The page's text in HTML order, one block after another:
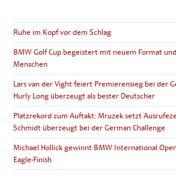
Ruhe im Kopf vor dem Schlag
BMW Golf Cup begeistert mit neuem Format
Menschen
Lars van der Vight feiert Premierensieg bei der
Hurly Long überzeugt als bester Deutscher
Platzrekord zum Auftakt: Mruzek setzt
Schmidt überzeugt bei der German Challenge
Michael Hollick gewinnt BMW International
Eagle-Finish